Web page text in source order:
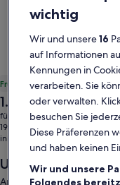
Frühbucherangebot: 122 €
Der
Preis
beträgt
1.343 €
1.343 €Der
alte
Preis
war
1.465 €,
siehe
weitere
1.465 €
für 1 Villa, 7 Nächte
192 € pro Nacht
inkl. Steuern & Gebühren
Unterkünfte in
Angebote für den
wichtig
Wir und unsere16
auf Informationen
Kennungen in
verarbeiten. Sie
oder verwalten.
besuchen Sie
Diese Präferenzen
und haben keinen
Wir und unsere
Folgendes